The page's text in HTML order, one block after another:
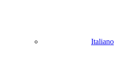
Italiano